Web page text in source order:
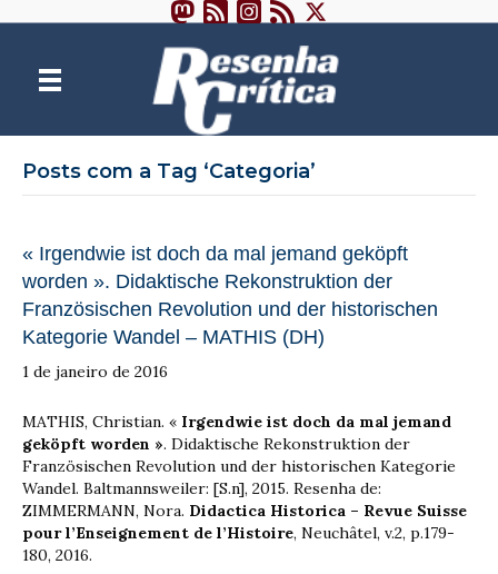
Posts com a Tag ‘Categoria’
« Irgendwie ist doch da mal jemand geköpft
worden ». Didaktische Rekonstruktion der
Französischen Revolution und der historischen
Kategorie Wandel – MATHIS (DH)
1 de janeiro de 2016
MATHIS, Christian. « Irgendwie ist doch da mal jemand
geköpft worden ». Didaktische Rekonstruktion der
Französischen Revolution und der historischen Kategorie
Wandel. Baltmannsweiler: [S.n], 2015. Resenha de:
ZIMMERMANN, Nora. Didactica Historica – Revue Suisse
pour l’Enseignement de l’Histoire, Neuchâtel, v.2, p.179-
180, 2016.